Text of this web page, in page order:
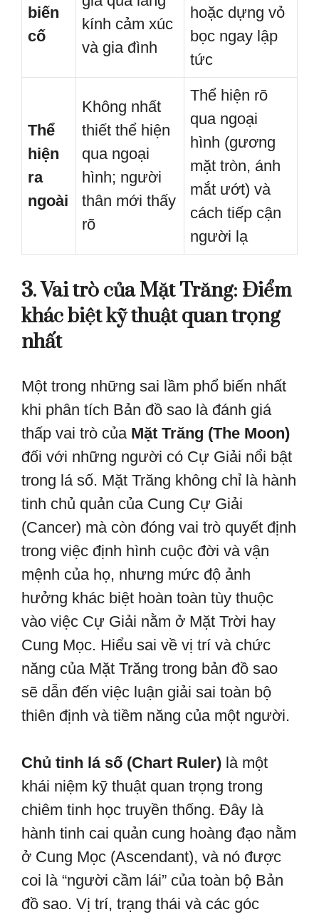
biến
cố
kính cảm xúc
và gia đình
hoặc dựng vỏ
bọc ngay lập
tức
Thể
hiện
ra
ngoài
Không nhất
thiết thể hiện
qua ngoại
hình; người
thân mới thấy
rõ
Thể hiện rõ
qua ngoại
hình (gương
mặt tròn, ánh
mắt ướt) và
cách tiếp cận
người lạ
3. Vai trò của Mặt Trăng: Điểm
khác biệt kỹ thuật quan trọng
nhất
Một trong những sai lầm phổ biến nhất
khi phân tích Bản đồ sao là đánh giá
thấp vai trò của Mặt Trăng (The Moon)
đối với những người có Cự Giải nổi bật
trong lá số. Mặt Trăng không chỉ là hành
tinh chủ quản của Cung Cự Giải
(Cancer) mà còn đóng vai trò quyết định
trong việc định hình cuộc đời và vận
mệnh của họ, nhưng mức độ ảnh
hưởng khác biệt hoàn toàn tùy thuộc
vào việc Cự Giải nằm ở Mặt Trời hay
Cung Mọc. Hiểu sai về vị trí và chức
năng của Mặt Trăng trong bản đồ sao
sẽ dẫn đến việc luận giải sai toàn bộ
thiên định và tiềm năng của một người.
Chủ tinh lá số (Chart Ruler) là một
khái niệm kỹ thuật quan trọng trong
chiêm tinh học truyền thống. Đây là
hành tinh cai quản cung hoàng đạo nằm
ở Cung Mọc (Ascendant), và nó được
coi là “người cầm lái” của toàn bộ Bản
đồ sao. Vị trí, trạng thái và các góc